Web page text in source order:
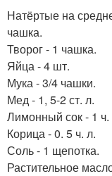
Натёртые на
чашка.
Творог - 1 чашка.
Яйца - 4 шт.
Мука - 3/4 чашки.
Мед - 1, 5-2 ст. л.
Лимонный сок - 1 ч.
Корица - 0. 5 ч. л.
Соль - 1 щепотка.
Растительное